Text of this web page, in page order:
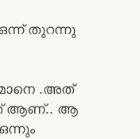
തുറന്നു
.അത്
ആണ്.. ആ